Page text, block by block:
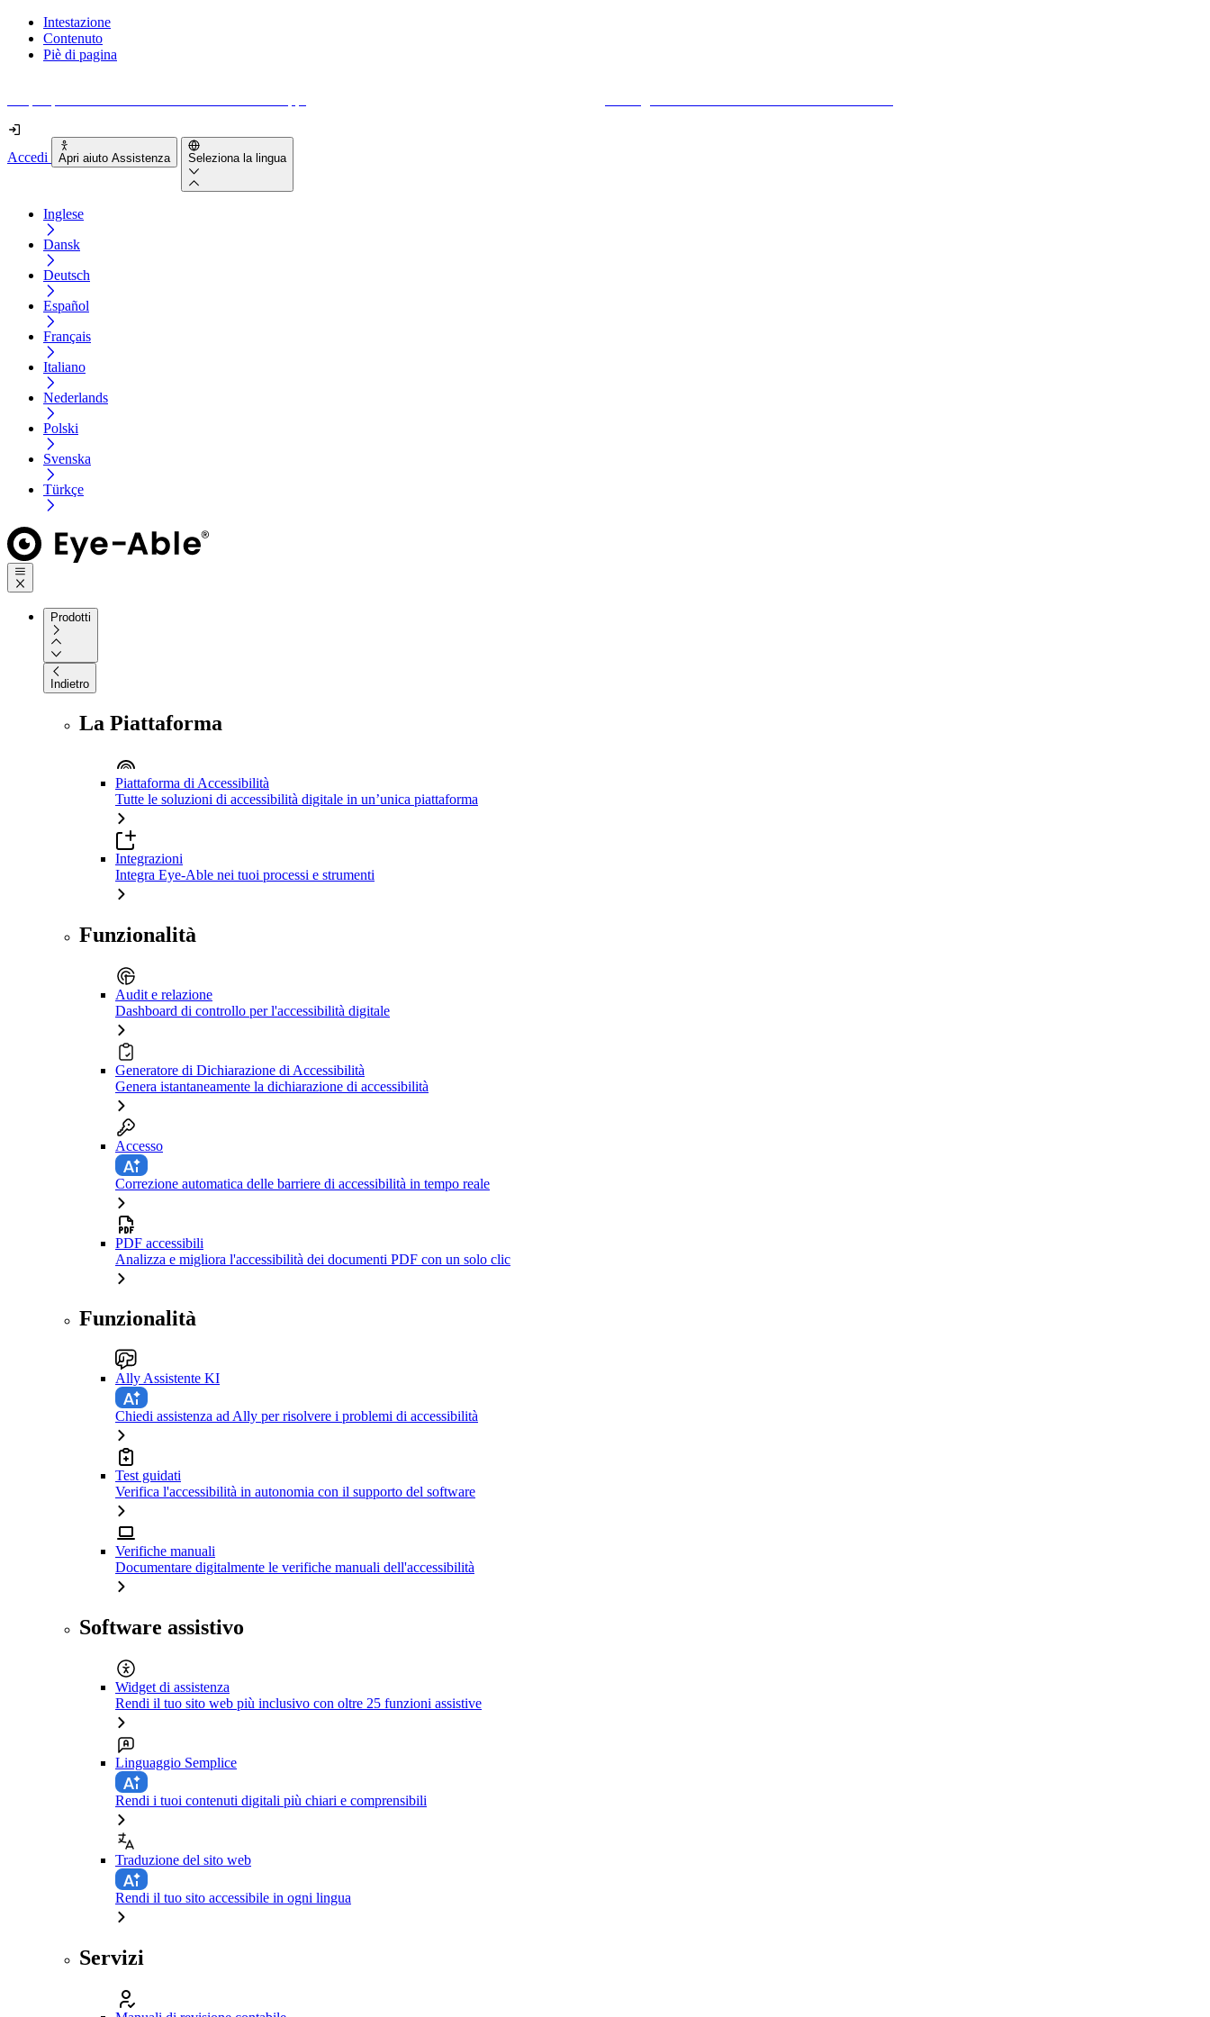
Intestazione
Contenuto
Piè di pagina
Accedi Apri aiuto Assistenza Seleziona la lingua
Inglese
Dansk
Deutsch
Español
Français
Italiano
Nederlands
Polski
Svenska
Türkçe
Prodotti
Indietro
La Piattaforma
Piattaforma di Accessibilità
Tutte le soluzioni di accessibilità digitale in un’unica piattaforma
Integrazioni
Integra Eye-Able nei tuoi processi e strumenti
Funzionalità
Audit e relazione
Dashboard di controllo per l'accessibilità digitale
Generatore di Dichiarazione di Accessibilità
Genera istantaneamente la dichiarazione di accessibilità
Accesso
Correzione automatica delle barriere di accessibilità in tempo reale
PDF accessibili
Analizza e migliora l'accessibilità dei documenti PDF con un solo clic
Funzionalità
Ally Assistente KI
Chiedi assistenza ad Ally per risolvere i problemi di accessibilità
Test guidati
Verifica l'accessibilità in autonomia con il supporto del software
Verifiche manuali
Documentare digitalmente le verifiche manuali dell'accessibilità
Software assistivo
Widget di assistenza
Rendi il tuo sito web più inclusivo con oltre 25 funzioni assistive
Linguaggio Semplice
Rendi i tuoi contenuti digitali più chiari e comprensibili
Traduzione del sito web
Rendi il tuo sito accessibile in ogni lingua
Servizi